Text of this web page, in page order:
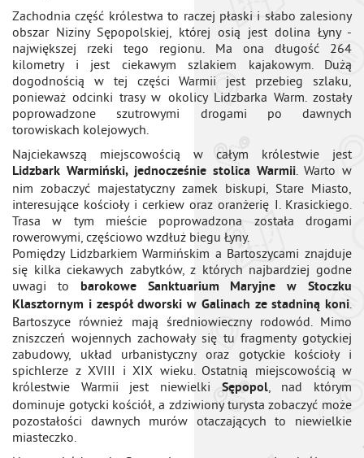
Zachodnia część królestwa to raczej płaski i słabo zalesiony
obszar Niziny Sępopolskiej, której osią jest dolina Łyny -
największej rzeki tego regionu. Ma ona długość 264
kilometry i jest ciekawym szlakiem kajakowym. Dużą
dogodnością w tej części Warmii jest przebieg szlaku,
ponieważ odcinki trasy w okolicy Lidzbarka Warm. zostały
poprowadzone szutrowymi drogami po dawnych
torowiskach kolejowych.
Najciekawszą miejscowością w całym królestwie jest
Lidzbark Warmiński, jednocześnie stolica Warmii. Warto w
nim zobaczyć majestatyczny zamek biskupi, Stare Miasto,
interesujące kościoły i cerkiew oraz oranżerię I. Krasickiego.
Trasa w tym mieście poprowadzona została drogami
rowerowymi, częściowo wzdłuż biegu Łyny.
Pomiędzy Lidzbarkiem Warmińskim a Bartoszycami znajduje
się kilka ciekawych zabytków, z których najbardziej godne
uwagi to barokowe Sanktuarium Maryjne w Stoczku
Klasztornym i zespół dworski w Galinach ze stadniną koni.
Bartoszyce również mają średniowieczny rodowód. Mimo
zniszczeń wojennych zachowały się tu fragmenty gotyckiej
zabudowy, układ urbanistyczny oraz gotyckie kościoły i
spichlerze z XVIII i XIX wieku. Ostatnią miejscowością w
królestwie Warmii jest niewielki Sępopol, nad którym
dominuje gotycki kościół, a zdziwiony turysta zobaczyć może
pozostałości dawnych murów otaczających to niewielkie
miasteczko.